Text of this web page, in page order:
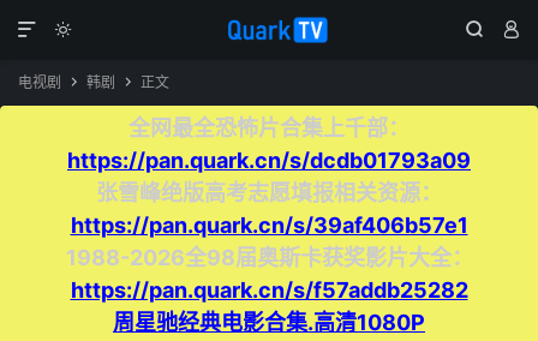
  

电视剧  韩剧  正文
全网最全恐怖片合集上千部：
https://pan.quark.cn/s/dcdb01793a09
张雪峰绝版高考志愿填报相关资源：
https://pan.quark.cn/s/39af406b57e1
1988-2026全98届奥斯卡获奖影片大全：
https://pan.quark.cn/s/f57addb25282
周星驰经典电影合集.高清1080P